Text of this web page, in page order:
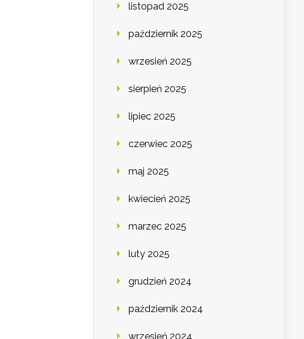
listopad 2025
październik 2025
wrzesień 2025
sierpień 2025
lipiec 2025
czerwiec 2025
maj 2025
kwiecień 2025
marzec 2025
luty 2025
grudzień 2024
październik 2024
wrzesień 2024